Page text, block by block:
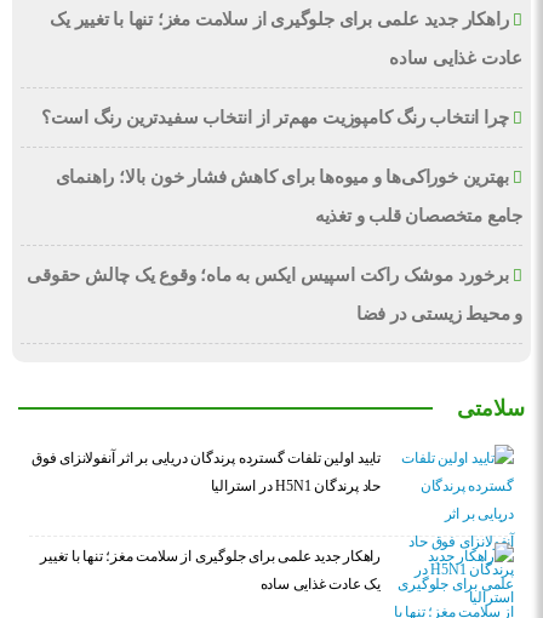
راهکار جدید علمی برای جلوگیری از سلامت مغز؛ تنها با تغییر یک
عادت غذایی ساده
چرا انتخاب رنگ کامپوزیت مهم‌تر از انتخاب سفیدترین رنگ است؟
بهترین خوراکی‌ها و میوه‌ها برای کاهش فشار خون بالا؛ راهنمای
جامع متخصصان قلب و تغذیه
برخورد موشک راکت اسپیس ایکس به ماه؛ وقوع یک چالش حقوقی
و محیط زیستی در فضا
سلامتی
تایید اولین تلفات گسترده پرندگان دریایی بر اثر آنفولانزای فوق
حاد پرندگان H5N1 در استرالیا
راهکار جدید علمی برای جلوگیری از سلامت مغز؛ تنها با تغییر
یک عادت غذایی ساده